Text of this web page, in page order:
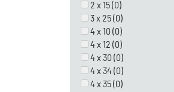
2 x 15(0)
3 x 25(0)
4 x 10 (0)
4 x 12 (0)
4 x 30 (0)
4 x 34 (0)
4 x 35(0)